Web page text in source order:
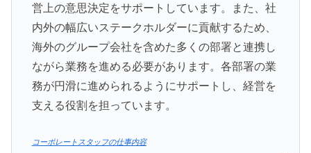
営上の意思決定をサポートしています。また、社
内外の幅広いステークホルダーに貢献するため、
海外のグループ会社を含めた多くの部署と連携し
ながら業務を進める必要があります。各部署の業
務が円滑に進められるようにサポートし、経営を
支える役割を担っています。
コーポレートスタッフの仕事内容